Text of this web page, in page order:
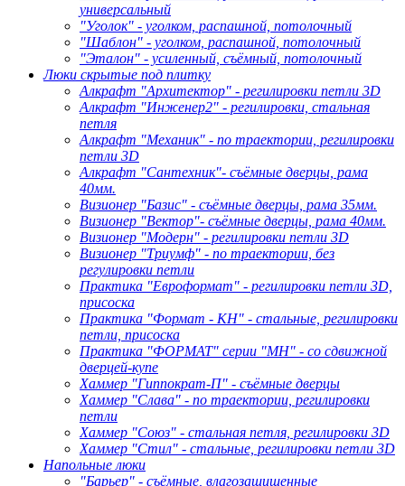
универсальный
"Уголок" - уголком, распашной, потолочный
"Шаблон" - уголком, распашной, потолочный
"Эталон" - усиленный, съёмный, потолочный
Люки скрытые под плитку
Алкрафт "Архитектор" - регилировки петли 3D
Алкрафт "Инженер2" - регилировки, стальная
петля
Алкрафт "Механик" - по траектории, регилировки
петли 3D
Алкрафт "Сантехник"- съёмные дверцы, рама
40мм.
Визионер "Базис" - съёмные дверцы, рама 35мм.
Визионер "Вектор"- съёмные дверцы, рама 40мм.
Визионер "Модерн" - регилировки петли 3D
Визионер "Триумф" - по траектории, без
регулировки петли
Практика "Евроформат" - регилировки петли 3D,
присоска
Практика "Формат - КН" - стальные, регилировки
петли, присоска
Практика "ФОРМАТ" серии "МН" - со сдвижной
дверцей-купе
Хаммер "Гиппократ-П" - съёмные дверцы
Хаммер "Слава" - по траектории, регилировки
петли
Хаммер "Союз" - стальная петля, регилировки 3D
Хаммер "Стил" - стальные, регилировки петли 3D
Напольные люки
"Барьер" - съёмные, влагозащищенные